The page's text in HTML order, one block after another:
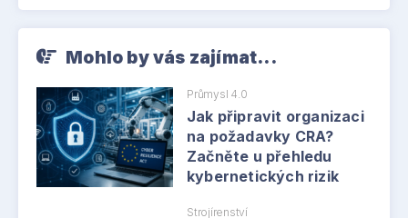
Mohlo by vás zajímat...
Průmysl 4.0
Jak připravit organizaci
na požadavky CRA?
Začněte u přehledu
kybernetických rizik
Strojírenství